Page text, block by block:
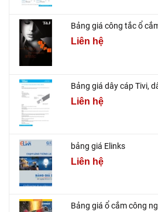
Bảng giá công tắc ổ
Liên hệ
Bảng giá dây cáp Tivi,
Liên hệ
bảng giá Elinks
Liên hệ
Bảng giá ổ cắm công